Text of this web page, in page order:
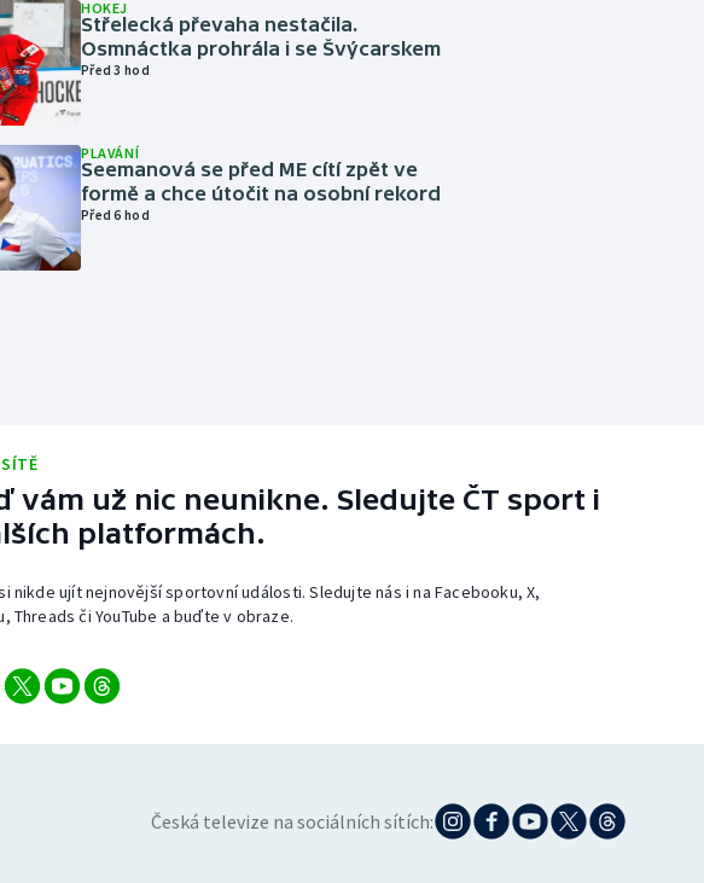
HOKEJ
Střelecká převaha nestačila.
Osmnáctka prohrála i se Švýcarskem
Před 3 hod
PLAVÁNÍ
Seemanová se před ME cítí zpět ve
formě a chce útočit na osobní rekord
Před 6 hod
vám už nic neunikne. Sledujte ČT sport i
platformách.
nikde ujít nejnovější sportovní události. Sledujte nás i na Facebooku, X,
Threads či YouTube a buďte v obraze.
Česká televize na sociálních sítích: